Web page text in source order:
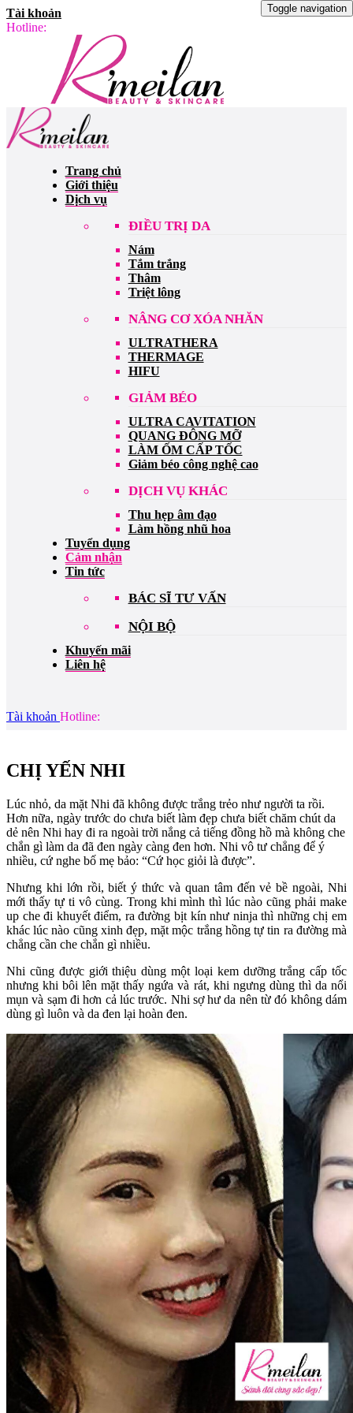
Tài khoản
Hotline:
Toggle navigation
Trang chủ
Giới thiệu
Dịch vụ
ĐIỀU TRỊ DA
Nám
Tắm trắng
Thâm
Triệt lông
NÂNG CƠ XÓA NHĂN
ULTRATHERA
THERMAGE
HIFU
GIẢM BÉO
ULTRA CAVITATION
QUANG ĐÔNG MỠ
LÀM ỐM CẤP TỐC
Giảm béo công nghệ cao
DỊCH VỤ KHÁC
Thu hẹp âm đạo
Làm hồng nhũ hoa
Tuyển dụng
Cảm nhận
Tin tức
BÁC SĨ TƯ VẤN
NỘI BỘ
Khuyến mãi
Liên hệ
Tài khoản Hotline:
CHỊ YẾN NHI
Lúc nhỏ, da mặt Nhi đã không được trắng trẻo như người ta rồi.
Hơn nữa, ngày trước do chưa biết làm đẹp chưa biết chăm chút da
dẻ nên Nhi hay đi ra ngoài trời nắng cả tiếng đồng hồ mà không che
chắn gì làm da đã đen ngày càng đen hơn. Nhi vô tư chẳng để ý
nhiều, cứ nghe bố mẹ bảo: “Cứ học giỏi là được”.
Nhưng khi lớn rồi, biết ý thức và quan tâm đến vẻ bề ngoài, Nhi
mới thấy tự ti vô cùng. Trong khi mình thì lúc nào cũng phải make
up che đi khuyết điểm, ra đường bịt kín như ninja thì những chị em
khác lúc nào cũng xinh đẹp, mặt mộc trắng hồng tự tin ra đường mà
chẳng cần che chắn gì nhiều.
Nhi cũng được giới thiệu dùng một loại kem dưỡng trắng cấp tốc
nhưng khi bôi lên mặt thấy ngứa và rát, khi ngưng dùng thì da nổi
mụn và sạm đi hơn cả lúc trước. Nhi sợ hư da nên từ đó không dám
dùng gì luôn và da đen lại hoàn đen.